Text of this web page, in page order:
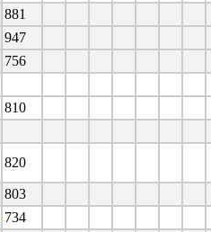
881
947
756
810
820
803
734